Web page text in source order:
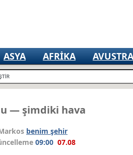
ASYA AFRIKA
— şimdiki hava
benim şehir
09:00 07.08